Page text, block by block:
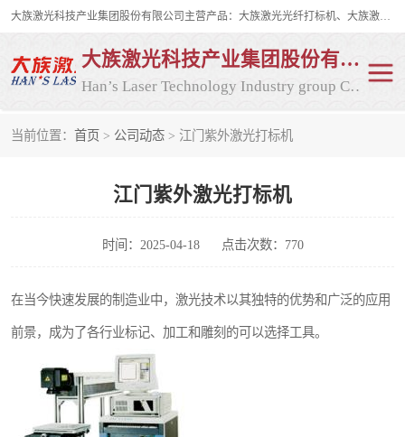
大族激光科技产业集团股份有限公司主营产品：大族激光光纤打标机、大族激光紫外打标机等，大族激光研发实力雄厚，公司拥有数百人的研发队伍，目前具有多项国际发明和国内、计算机软件着作权，多项核心技术处于国际成员之一水平，是世界上仅有的几家拥有"紫外激光"的公司之一。
大族激光科技产业集团股份有限公司
Han’s Laser Technology Industry group Co., Ltd
当前位置： 首页 > 公司动态 > 江门紫外激光打标机
江门紫外激光打标机
时间：2025-04-18 点击次数：770
在当今快速发展的制造业中，激光技术以其独特的优势和广泛的应用
前景，成为了各行业标记、加工和雕刻的可以选择工具。
光纤激光打标机 CO2打标机
CO2激光打标机 大族激光光纤打标机
大族激光紫外打标机 二氧化碳激光打标机
二氧化碳打标机